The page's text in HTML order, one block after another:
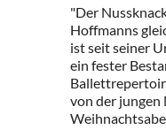
"Der
Hoffmanns
ist seit seiner
ein fester
von der jungen